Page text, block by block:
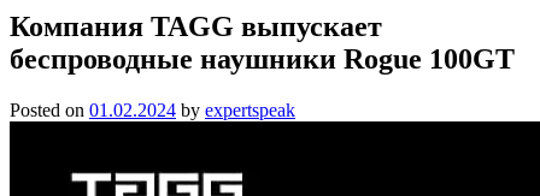
Компания TAGG выпускает
беспроводные наушники Rogue 100GT
Posted on 01.02.2024 by expertspeak